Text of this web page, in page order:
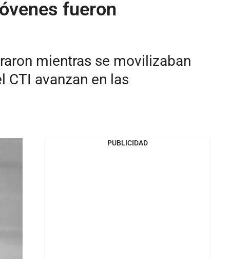
fueron
mientras se movilizaban
CTI avanzan en las
PUBLICIDAD